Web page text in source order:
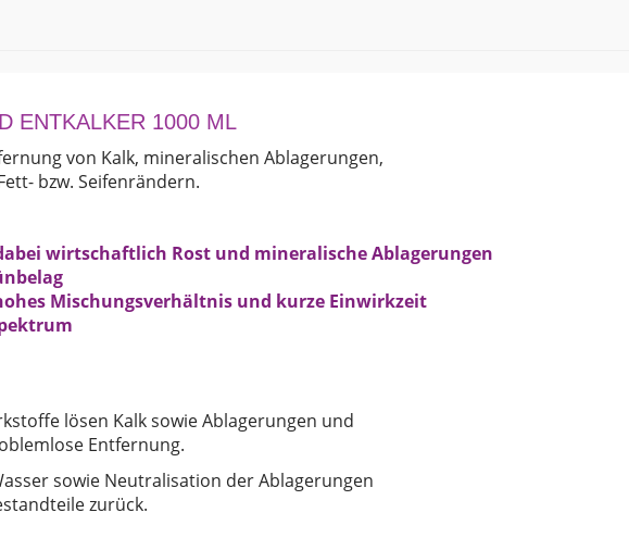
ENTKALKER 1000 ML
von Kalk, mineralischen Ablagerungen,
bzw. Seifenrändern.
wirtschaftlich Rost und mineralische Ablagerungen
Mischungsverhältnis und kurze Einwirkzeit
lösen Kalk sowie Ablagerungen und
Entfernung.
sowie Neutralisation der Ablagerungen
zurück.